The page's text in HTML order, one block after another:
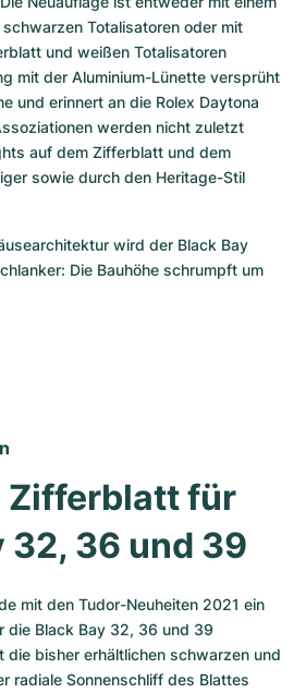
Totalisatoren oder mit
und weißen Totalisatoren
mit der Aluminium-Lünette versprüht
und erinnert an die Rolex Daytona
werden nicht zuletzt
auf dem Zifferblatt und dem
sowie durch den Heritage-Stil
wird der Black Bay
Die Bauhöhe schrumpft um
Zifferblatt für
32, 36 und 39
mit den Tudor-Neuheiten 2021 ein
die Black Bay 32, 36 und 39
die bisher erhältlichen schwarzen und
radiale Sonnenschliff des Blattes